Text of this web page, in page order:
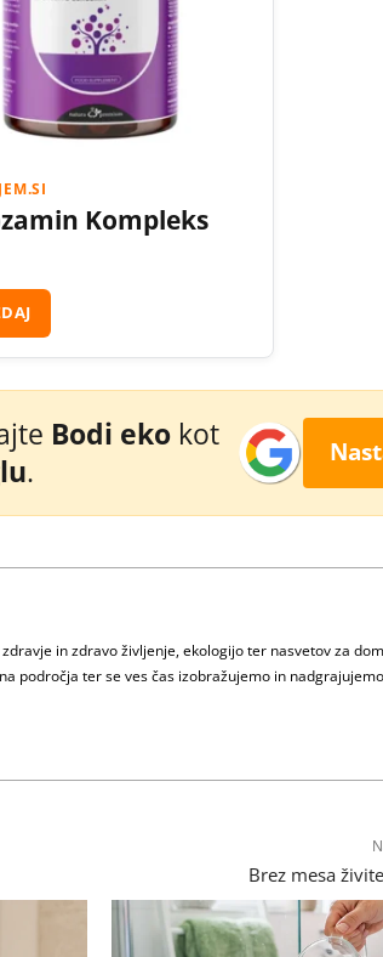
Kompleks
Bodi eko kot
.
in zdravo življenje, ekologijo ter nasvetov za
področja ter se ves čas izobražujemo in
Brez mesa